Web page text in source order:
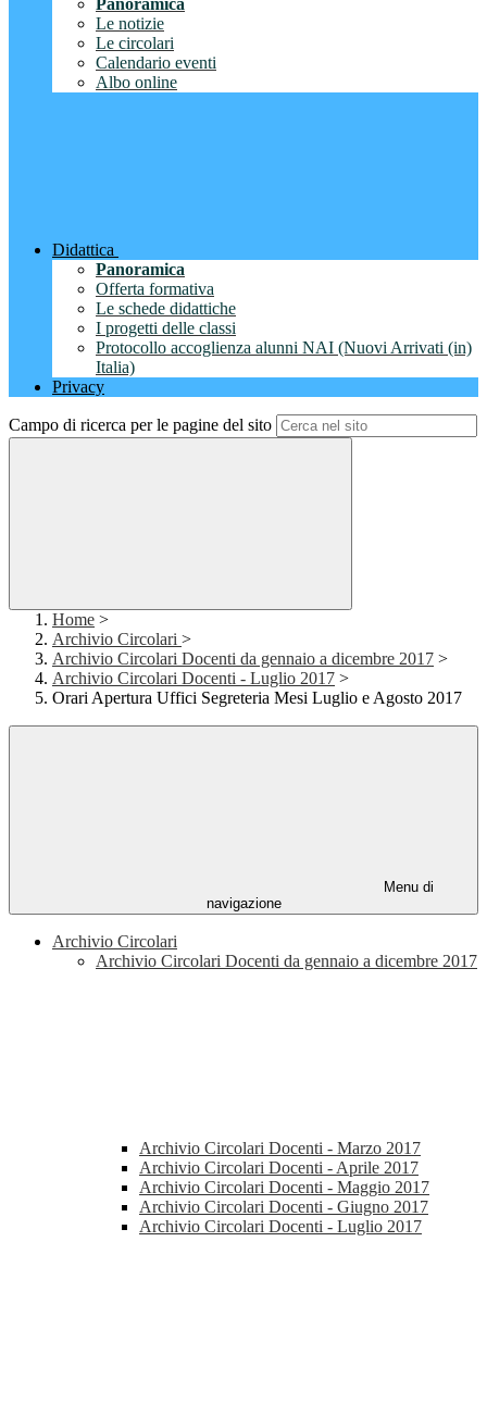
Panoramica
Le notizie
Le circolari
Calendario eventi
Albo online
Didattica
Panoramica
Offerta formativa
Le schede didattiche
I progetti delle classi
Protocollo accoglienza alunni NAI (Nuovi Arrivati (in)
Italia)
Privacy
Campo di ricerca per le pagine del sito
Home >
Archivio Circolari >
Archivio Circolari Docenti da gennaio a dicembre 2017 >
Archivio Circolari Docenti - Luglio 2017 >
Orari Apertura Uffici Segreteria Mesi Luglio e Agosto 2017
Menu di
navigazione
Archivio Circolari
Archivio Circolari Docenti da gennaio a dicembre 2017
Archivio Circolari Docenti - Marzo 2017
Archivio Circolari Docenti - Aprile 2017
Archivio Circolari Docenti - Maggio 2017
Archivio Circolari Docenti - Giugno 2017
Archivio Circolari Docenti - Luglio 2017